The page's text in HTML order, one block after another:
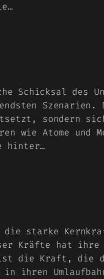
Schicksal des
Szenarien.
sondern
wie Atome und
hinter…
starke
Kräfte hat ihre
ist die Kraft, die
ihren